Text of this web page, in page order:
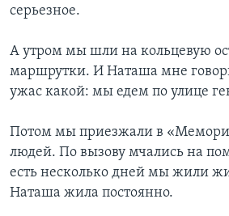
серьезное.
А утром мы шли на кольцевую
маршрутки. И Наташа мне
ужас какой: мы едем по улице
Потом мы приезжали в
людей. По вызову мчались на
есть несколько дней мы жили
Наташа жила постоянно.